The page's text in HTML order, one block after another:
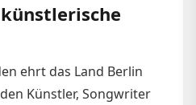
ehrt das Land Berlin
Künstler, Songwriter